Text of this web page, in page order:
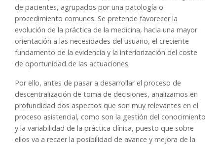
de pacientes, agrupados por una patología o
procedimiento comunes. Se pretende favorecer la
evolución de la práctica de la medicina, hacia una mayor
orientación a las necesidades del usuario, el creciente
fundamento de la evidencia y la interiorización del coste
de oportunidad de las actuaciones.
Por ello, antes de pasar a desarrollar el proceso de
descentralización de toma de decisiones, analizamos en
profundidad dos aspectos que son muy relevantes en el
proceso asistencial, como son la gestión del conocimiento
y la variabilidad de la práctica clínica, puesto que sobre
ellos va a recaer la posibilidad de avance y mejora de la